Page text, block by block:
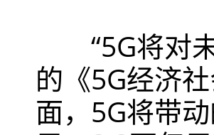
“5G将对未
的《5G经济
面，5G将带